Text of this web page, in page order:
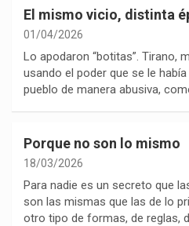
El mismo vicio, distinta
01/04/2026
Lo apodaron “botitas”. Tirano,
usando el poder que se le
pueblo de manera abusiva,
Porque no son lo mismo
18/03/2026
Para nadie es un secreto que
son las mismas que las de lo
otro tipo de formas, de reglas,